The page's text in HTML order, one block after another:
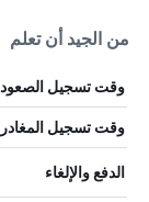
من الجيد أن تعلم
وقت تسجيل الصعود
وقت تسجيل
الدفع والإلغاء